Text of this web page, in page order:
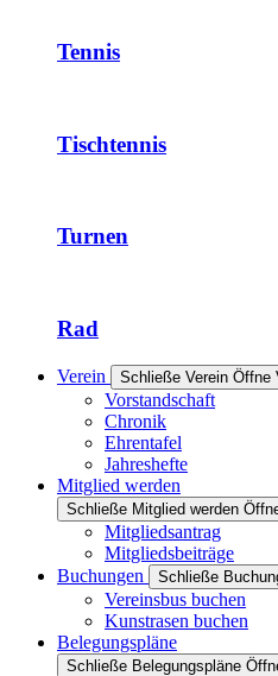
Tennis
Tischtennis
Turnen
Rad
Verein Schließe Verein Öffne
Vorstandschaft
Chronik
Ehrentafel
Jahreshefte
Mitglied werden
Schließe Mitglied werden
Mitgliedsantrag
Mitgliedsbeiträge
Buchungen
Schließe
Vereinsbus buchen
Kunstrasen buchen
Belegungspläne
Schließe Belegungspläne